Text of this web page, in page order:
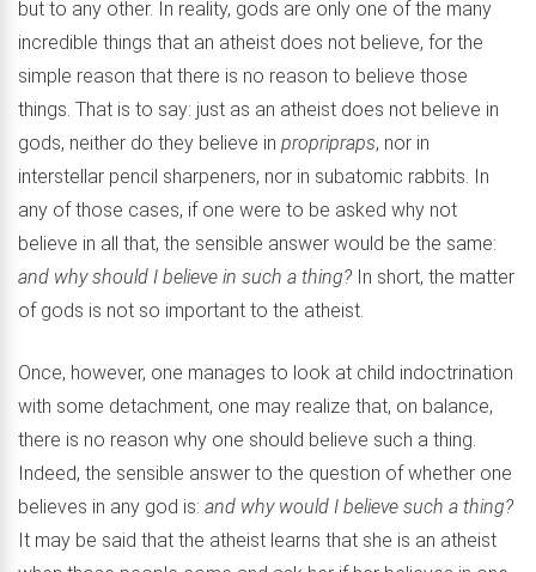
but to any other. In reality, gods are only one of the many
incredible things that an atheist does not believe, for the
simple reason that there is no reason to believe those
things. That is to say: just as an atheist does not believe in
gods, neither do they believe in propripraps, nor in
interstellar pencil sharpeners, nor in subatomic rabbits. In
any of those cases, if one were to be asked why not
believe in all that, the sensible answer would be the same:
and why should I believe in such a thing? In short, the matter
of gods is not so important to the atheist.
Once, however, one manages to look at child indoctrination
with some detachment, one may realize that, on balance,
there is no reason why one should believe such a thing.
Indeed, the sensible answer to the question of whether one
believes in any god is: and why would I believe such a thing?
It may be said that the atheist learns that she is an atheist